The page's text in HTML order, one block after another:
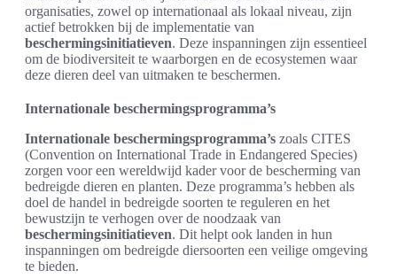
organisaties, zowel op internationaal als lokaal niveau, zijn
actief betrokken bij de implementatie van
beschermingsinitiatieven. Deze inspanningen zijn essentieel
om de biodiversiteit te waarborgen en de ecosystemen waar
deze dieren deel van uitmaken te beschermen.
Internationale beschermingsprogramma’s
Internationale beschermingsprogramma’s zoals CITES
(Convention on International Trade in Endangered Species)
zorgen voor een wereldwijd kader voor de bescherming van
bedreigde dieren en planten. Deze programma’s hebben als
doel de handel in bedreigde soorten te reguleren en het
bewustzijn te verhogen over de noodzaak van
beschermingsinitiatieven. Dit helpt ook landen in hun
inspanningen om bedreigde diersoorten een veilige omgeving
te bieden.